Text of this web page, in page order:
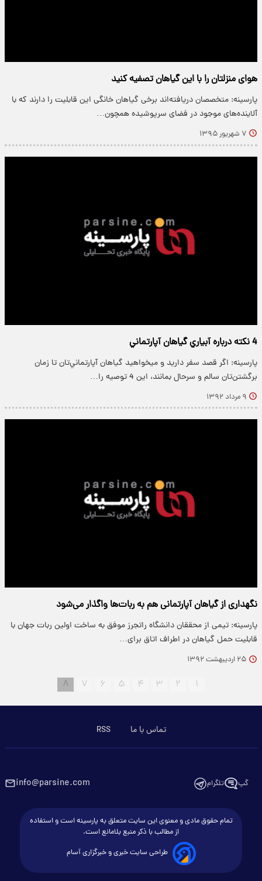
هوای منزلتان را با این گیاهان تصفیه کنید
پارسینه: متخصصان دریافته‌اند برخی گیاهان خانگی این قابلیت را دارند که با
آلاینده‌های موجود در فضای سرپوشیده همچون…
۷ شهریور ۱۳۹۵
4 نكته درباره آبياري گياهان آپارتماني
پارسینه: اگر قصد سفر داريد و مي‏خواهيد گياهان آپارتماني‌تان تا زمان
برگشتن‌تان سالم و سرحال بمانند، اين 4 توصيه را…
۹ مرداد ۱۳۹۲
نگهداری از گیاهان آپارتمانی هم به ربات‌ها واگذار می‌شود
پارسینه: تیمی از محققان دانشگاه راتجرز موفق به ساخت اولین ربات جهان با
قابلیت حمل گیاهان در اطراف اتاق برای…
۲۵ اردیبهشت ۱۳۹۲
۱ ۲ ۳ ۴ ۵ ۶ ۷ ۸
تماس با ما RSS
گپ تلگرام info@parsine.com
تمام حقوق مادی و معنوی این سایت متعلق به پارسینه است و استفاده
از مطالب با ذکر منبع بلامانع است.
طراحی سایت خبری و خبرگزاری آسام